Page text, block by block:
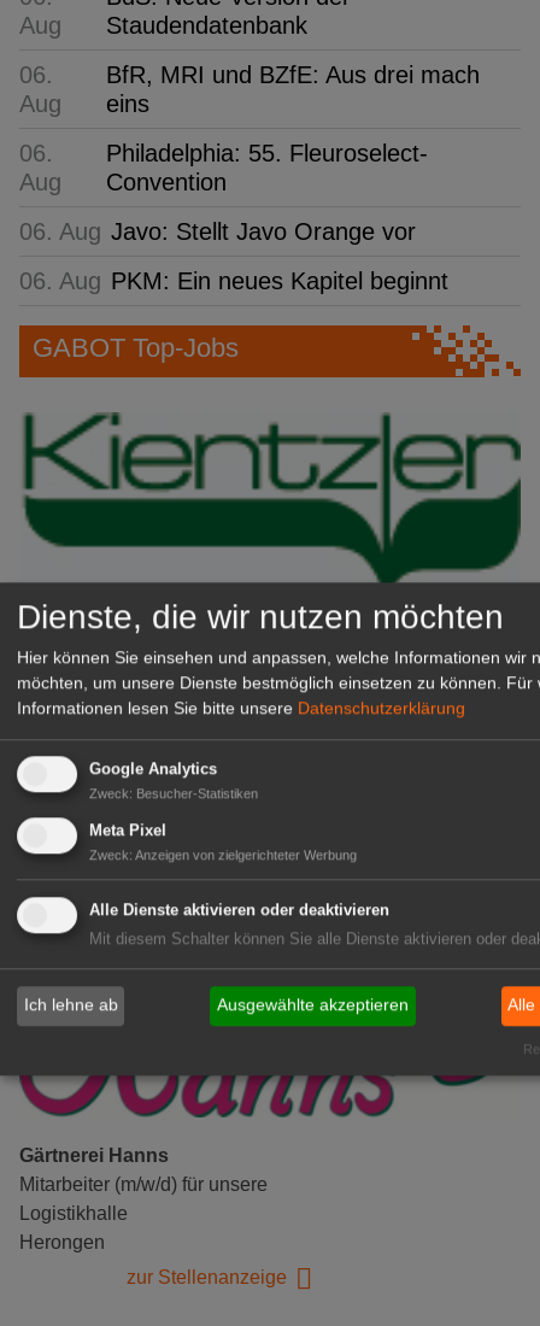
Aug
Staudendatenbank
06.
Aug
BfR, MRI und BZfE: Aus drei mach
eins
06.
Aug
Philadelphia: 55. Fleuroselect-
Convention
06. Aug Javo: Stellt Javo Orange vor
06. Aug PKM: Ein neues Kapitel beginnt
GABOT Top-Jobs
& Co KG
Gärtner im Zierpflanzenbau
(m/w/d)
Gensingen
zur Stellenanzeige
Gärtnerei Hanns
Mitarbeiter (m/w/d) für unsere
Logistikhalle
Herongen
zur Stellenanzeige
Dienste, die wir nutzen möchten
Hier können Sie einsehen und anpassen, welche Informationen wir
möchten, um unsere Dienste bestmöglich einsetzen zu können. Für
Informationen lesen Sie bitte unsere Datenschutzerklärung
Google Analytics
Zweck: Besucher-Statistiken
Meta Pixel
Zweck: Anzeigen von zielgerichteter Werbung
Alle Dienste aktivieren oder deaktivieren
Mit diesem Schalter können Sie alle Dienste aktivieren oder
Ich lehne ab Ausgewählte akzeptieren Alle